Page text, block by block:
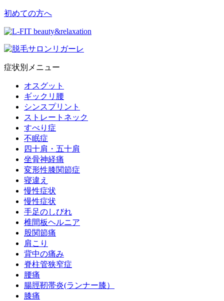
初めての方へ
症状別メニュー
オスグット
ギックリ腰
シンスプリント
ストレートネック
すべり症
不眠症
四十肩・五十肩
坐骨神経痛
変形性膝関節症
寝違え
慢性症状
慢性症状
手足のしびれ
椎間板ヘルニア
股関節痛
肩こり
背中の痛み
脊柱管狭窄症
腰痛
腸脛靭帯炎(ランナー膝）
膝痛